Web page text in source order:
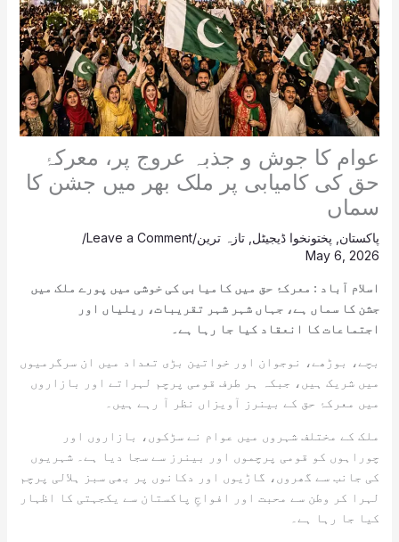
عوام کا جوش و جذبہ عروج پر، معرکۂ
حق کی کامیابی پر ملک بھر میں جشن کا
سماں
پاکستان پختونخوا ڈیجیٹل تازہ ترین/
Leave a Comment
/
May 6, 2026
اسلام آباد : معرکۂ حق میں کامیابی کی خوشی میں پورے ملک میں
جشن کا سماں ہے، جہاں شہر شہر تقریبات، ریلیاں اور
اجتماعات کا انعقاد کیا جا رہا ہے۔
بچے، بوڑھے، نوجوان اور خواتین بڑی تعداد میں ان سرگرمیوں
میں شریک ہیں، جبکہ ہر طرف قومی پرچم لہراتے اور بازاروں
میں معرکۂ حق کے بینرز آویزاں نظر آ رہے ہیں۔
ملک کے مختلف شہروں میں عوام نے سڑکوں، بازاروں اور
چوراہوں کو قومی پرچموں اور بینرز سے سجا دیا ہے۔ شہریوں
کی جانب سے گھروں، گاڑیوں اور دکانوں پر بھی سبز ہلالی پرچم
لہرا کر وطن سے محبت اور افواجِ پاکستان سے یکجہتی کا اظہار
کیا جا رہا ہے۔